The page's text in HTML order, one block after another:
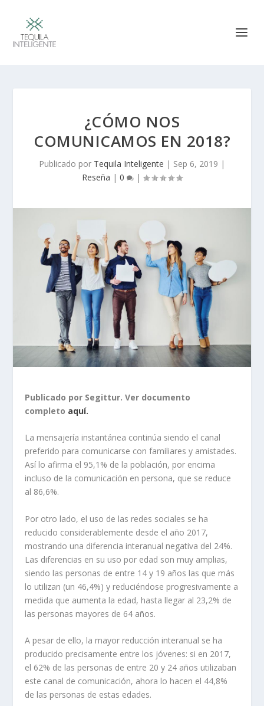
¿CÓMO NOS
COMUNICAMOS EN 2018?
Publicado por Tequila Inteligente | Sep 6, 2019 |
Reseña | 0 |
Publicado por Segittur. Ver documento
completo aquí.
La mensajería instantánea continúa siendo el canal
preferido para comunicarse con familiares y amistades.
Así lo afirma el 95,1% de la población, por encima
incluso de la comunicación en persona, que se reduce
al 86,6%.
Por otro lado, el uso de las redes sociales se ha
reducido considerablemente desde el año 2017,
mostrando una diferencia interanual negativa del 24%.
Las diferencias en su uso por edad son muy amplias,
siendo las personas de entre 14 y 19 años las que más
lo utilizan (un 46,4%) y reduciéndose progresivamente a
medida que aumenta la edad, hasta llegar al 23,2% de
las personas mayores de 64 años.
A pesar de ello, la mayor reducción interanual se ha
producido precisamente entre los jóvenes: si en 2017,
el 62% de las personas de entre 20 y 24 años utilizaban
este canal de comunicación, ahora lo hacen el 44,8%
de las personas de estas edades.